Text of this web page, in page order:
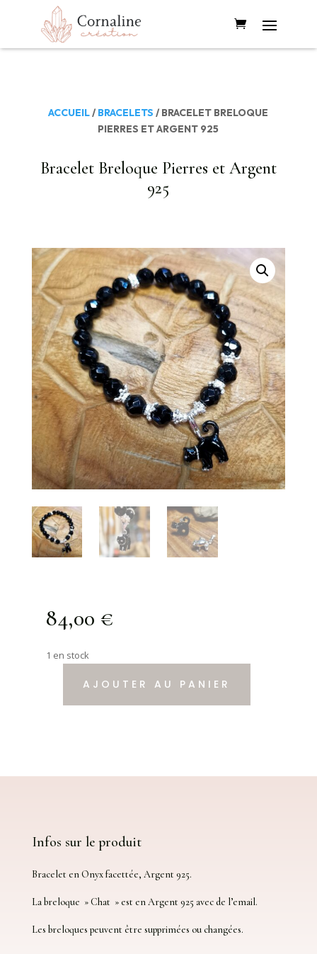
ACCUEIL/ BRACELETS / BRACELET BRELOQUE
PIERRES ET ARGENT 925
Bracelet Breloque Pierres et Argent
925
84,00 €
1 en stock
quantité
et
AJOUTER AU PANIER
Infos sur le produit
Bracelet en Onyx facettée, Argent 925.
La breloque » Chat » est en Argent 925 avec de l’email.
Les breloques peuvent être supprimées ou changées.